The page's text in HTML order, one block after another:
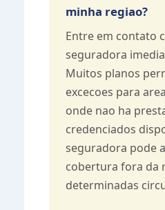
minha regiao?
Entre em contato
seguradora
Muitos planos
excecoes para
onde nao ha
credenciados
seguradora pode
cobertura fora da
determinadas